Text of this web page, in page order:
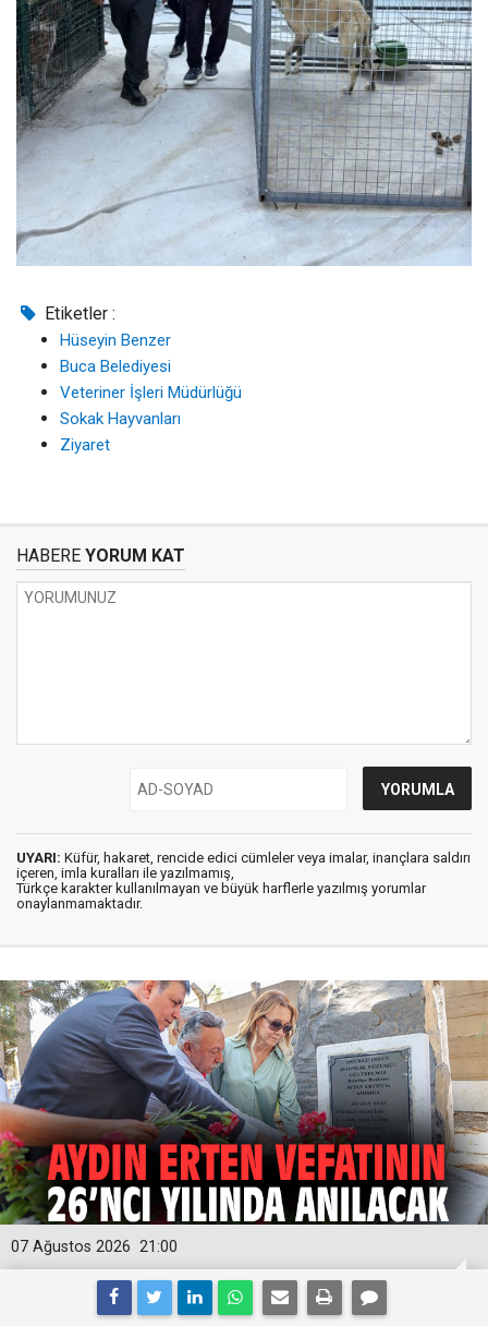
Etiketler :
Hüseyin Benzer
Buca Belediyesi
Veteriner İşleri Müdürlüğü
Sokak Hayvanları
Ziyaret
HABERE YORUM KAT
UYARI: Küfür, hakaret, rencide edici cümleler veya imalar, inançlara saldırı
içeren, imla kuralları ile yazılmamış,
Türkçe karakter kullanılmayan ve büyük harflerle yazılmış yorumlar
onaylanmamaktadır.
21:00
07 Ağustos 2026